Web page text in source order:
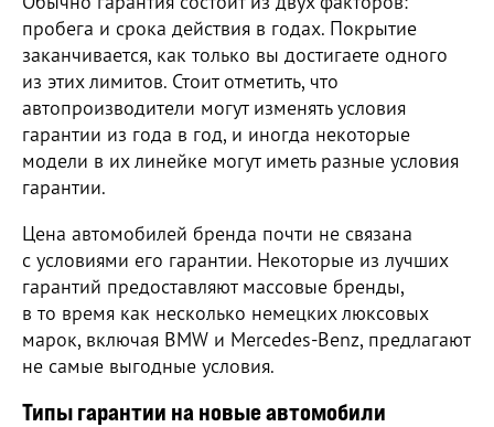
пробега и срока действия в годах. Покрытие
заканчивается, как только вы достигаете одного
из этих лимитов. Стоит отметить, что
автопроизводители могут изменять условия
гарантии из года в год, и иногда некоторые
модели в их линейке могут иметь разные условия
гарантии.
Цена автомобилей бренда почти не связана
с условиями его гарантии. Некоторые из лучших
гарантий предоставляют массовые бренды,
в то время как несколько немецких люксовых
марок, включая BMW и Mercedes-Benz, предлагают
не самые выгодные условия.
Типы гарантии на новые автомобили